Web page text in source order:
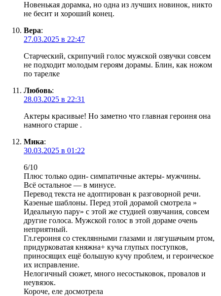
Новенькая дорамка, но одна из лучших новинок, никто
не бесит и хороший конец.
Вера:
27.03.2025 в 22:47
Старческий, скрипучий голос мужской озвучки совсем
не подходит молодым героям дорамы. Блин, как ножом
по тарелке
Любовь:
28.03.2025 в 22:31
Актеры красивые! Но заметно что главная героиня она
намного старше .
Мика:
30.03.2025 в 01:22
6/10
Плюс только один- симпатичные актеры- мужчины.
Всё остальное — в минусе.
Перевод текста не адоптирован к разговорной речи.
Каэеные шаблоны. Перед этой дорамой смотрела »
Идеальную пару» с этой же студией озвучания, совсем
другие голоса. Мужской голос в этой дораме очень
неприятный.
Гл.героиня со стеклянными глазами и лягушачьим ртом,
придурковатая княжна+ куча глупых поступков,
приносящих ещё большую кучу проблем, и героическое
их исправление.
Нелогичный сюжет, много несостыковок, провалов и
неувязок.
Короче, еле досмотрела